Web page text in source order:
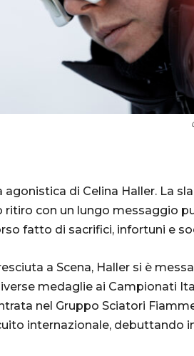
agonistica di Celina Haller. La
con un lungo messaggio
fatto di sacrifici, infortuni e
a Scena, Haller si è
medaglie ai Campionati
nel Gruppo Sciatori
internazionale, debuttando